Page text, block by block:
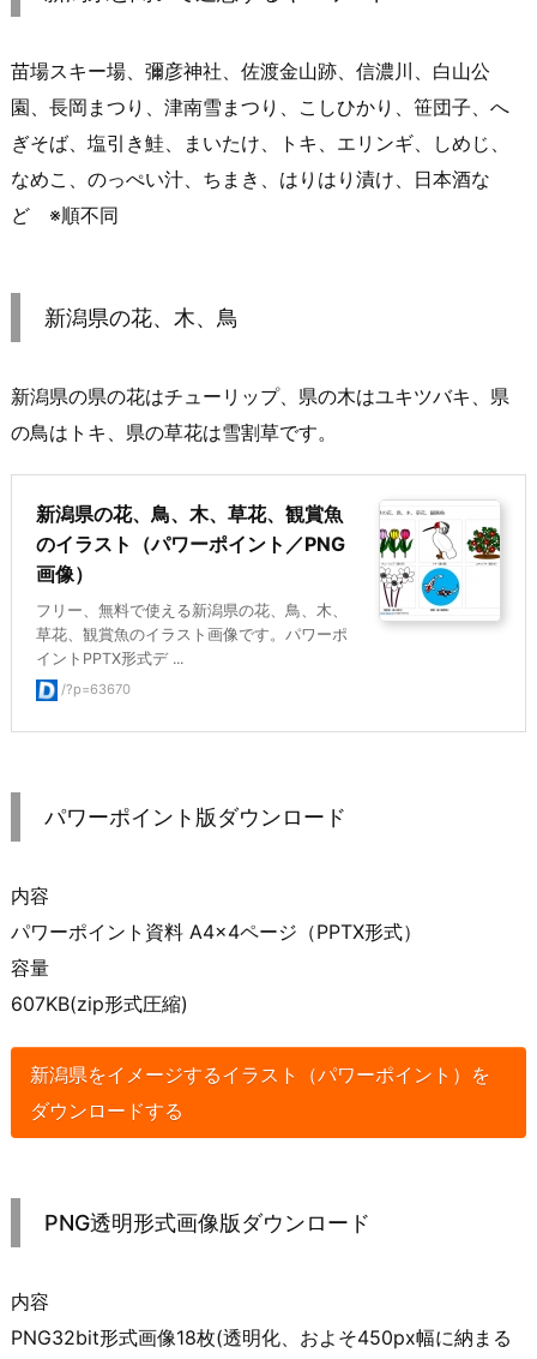
苗場スキー場、彌彦神社、佐渡金山跡、信濃川、白山公
園、長岡まつり、津南雪まつり、こしひかり、笹団子、へ
ぎそば、塩引き鮭、まいたけ、トキ、エリンギ、しめじ、
なめこ、のっぺい汁、ちまき、はりはり漬け、日本酒な
ど ※順不同
新潟県の花、木、鳥
新潟県の県の花はチューリップ、県の木はユキツバキ、県
の鳥はトキ、県の草花は雪割草です。
新潟県の花、鳥、木、草花、観賞魚
のイラスト（パワーポイント／PNG
画像）
フリー、無料で使える新潟県の花、鳥、木、
草花、観賞魚のイラスト画像です。パワーポ
イントPPTX形式デ ...
/?p=63670
パワーポイント版ダウンロード
内容
パワーポイント資料 A4×4ページ（PPTX形式）
容量
607KB(zip形式圧縮)
新潟県をイメージするイラスト（パワーポイント）を
ダウンロードする
PNG透明形式画像版ダウンロード
内容
PNG32bit形式画像18枚(透明化、およそ450px幅に納まる